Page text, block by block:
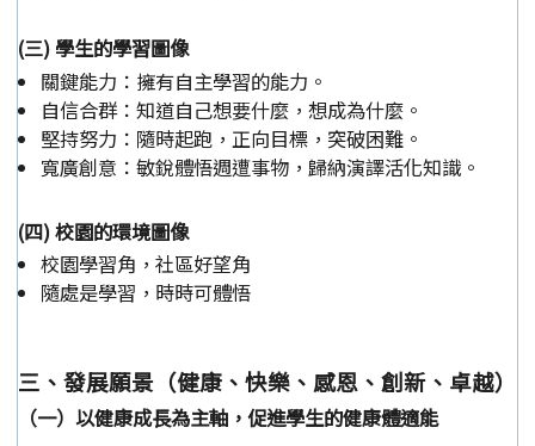
(三) 學生的學習圖像
關鍵能力：擁有自主學習的能力。
自信合群：知道自己想要什麼，想成為什麼。
堅持努力：隨時起跑，正向目標，突破困難。
寬廣創意：敏銳體悟週遭事物，歸納演譯活化知識。
(四) 校園的環境圖像
校園學習角，社區好望角
隨處是學習，時時可體悟
三、發展願景（健康、快樂、感恩、創新、卓越）
（一）以健康成長為主軸，促進學生的健康體適能